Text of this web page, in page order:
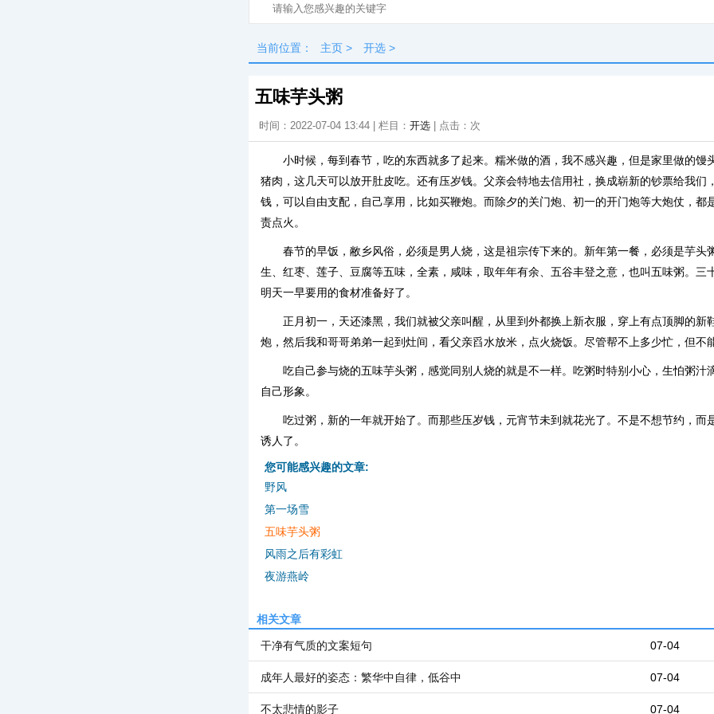
当前位置： 主页 > 开选 >
五味芋头粥
时间：2022-07-04 13:44 | 栏目： 开选 | 点击： 次
小时候，每到春节，吃的东西就多了起来。糯米做的酒，我不感兴趣，但是家里做的馒
猪肉，这几天可以放开肚皮吃。还有压岁钱。父亲会特地去信用社，换成崭新的钞票给我们
钱，可以自由支配，自己享用，比如买鞭炮。而除夕的关门炮、初一的开门炮等大炮仗，都
责点火。
春节的早饭，敝乡风俗，必须是男人烧，这是祖宗传下来的。新年第一餐，必须是芋头
生、红枣、莲子、豆腐等五味，全素，咸味，取年年有余、五谷丰登之意，也叫五味粥。三
明天一早要用的食材准备好了。
正月初一，天还漆黑，我们就被父亲叫醒，从里到外都换上新衣服，穿上有点顶脚的新
炮，然后我和哥哥弟弟一起到灶间，看父亲舀水放米，点火烧饭。尽管帮不上多少忙，但不
吃自己参与烧的五味芋头粥，感觉同别人烧的就是不一样。吃粥时特别小心，生怕粥汁
自己形象。
吃过粥，新的一年就开始了。而那些压岁钱，元宵节未到就花光了。不是不想节约，而
诱人了。
您可能感兴趣的文章:
野风
第一场雪
五味芋头粥
风雨之后有彩虹
夜游燕岭
相关文章
07-04
干净有气质的文案短句
07-04
成年人最好的姿态：繁华中自律，低谷中
07-04
不太悲情的影子